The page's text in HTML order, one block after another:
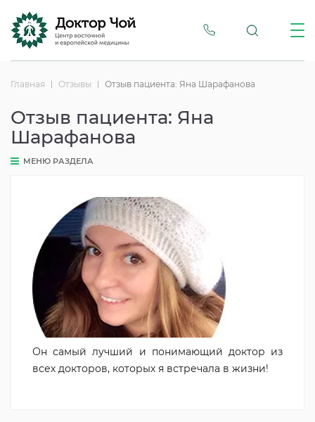
Главная Отзывы Отзыв пациента: Яна Шарафанова
Отзыв пациента: Яна
Шарафанова
МЕНЮ РАЗДЕЛА
Он самый лучший и понимающий доктор из
всех докторов, которых я встречала в жизни!